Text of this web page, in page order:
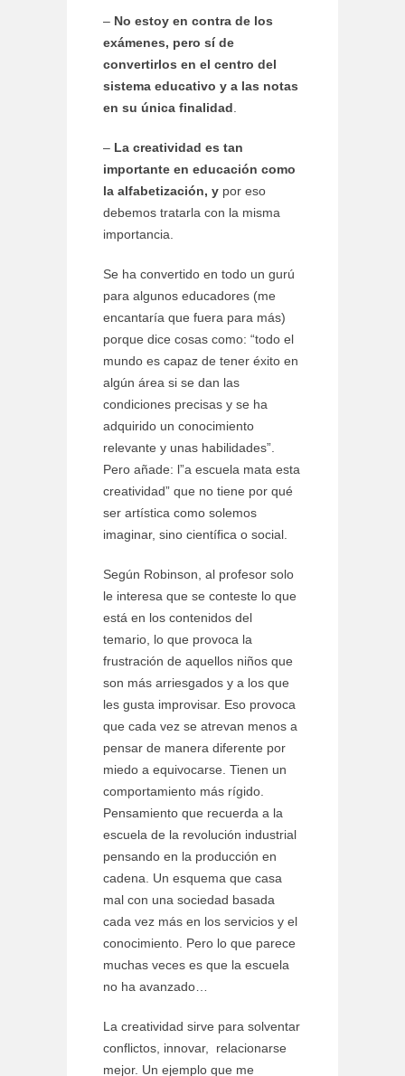
– No estoy en contra de los
exámenes, pero sí de
convertirlos en el centro del
sistema educativo y a las notas
en su única finalidad.
– La creatividad es tan
importante en educación como
la alfabetización, y por eso
debemos tratarla con la misma
importancia.
Se ha convertido en todo un gurú
para algunos educadores (me
encantaría que fuera para más)
porque dice cosas como: “todo el
mundo es capaz de tener éxito en
algún área si se dan las
condiciones precisas y se ha
adquirido un conocimiento
relevante y unas habilidades”.
Pero añade: l”a escuela mata esta
creatividad” que no tiene por qué
ser artística como solemos
imaginar, sino científica o social.
Según Robinson, al profesor solo
le interesa que se conteste lo que
está en los contenidos del
temario, lo que provoca la
frustración de aquellos niños que
son más arriesgados y a los que
les gusta improvisar. Eso provoca
que cada vez se atrevan menos a
pensar de manera diferente por
miedo a equivocarse. Tienen un
comportamiento más rígido.
Pensamiento que recuerda a la
escuela de la revolución industrial
pensando en la producción en
cadena. Un esquema que casa
mal con una sociedad basada
cada vez más en los servicios y el
conocimiento. Pero lo que parece
muchas veces es que la escuela
no ha avanzado…
La creatividad sirve para solventar
conflictos, innovar, relacionarse
mejor. Un ejemplo que me